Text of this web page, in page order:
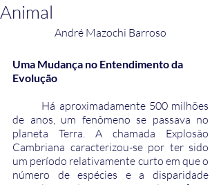
Animal
André Mazochi Barroso
Uma Mudança no Entendimento da
Evolução
de anos, um fenômeno se passava no
planeta Terra. A chamada Explosão
Cambriana caracterizou-se por ter sido
um período relativamente curto em que o
número de espécies e a disparidade